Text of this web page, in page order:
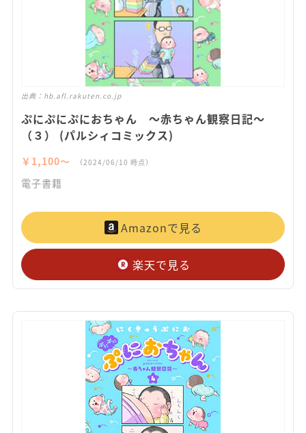
出典： hb.afl.rakuten.co.jp
ぷにぷにぷにおちゃん ～赤ちゃん観察日記～
（３） (パルシィコミックス)
￥1,100〜 （2024/06/10 時点）
電子書籍
Amazonで見る
楽天で見る